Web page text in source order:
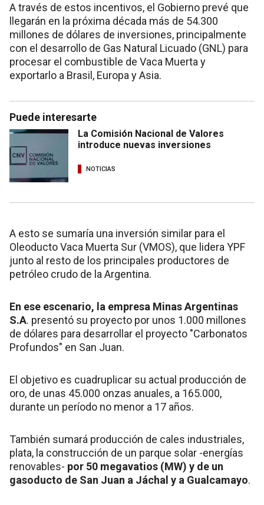
A través de estos incentivos, el Gobierno prevé que
llegarán en la próxima década más de 54.300
millones de dólares de inversiones, principalmente
con el desarrollo de Gas Natural Licuado (GNL) para
procesar el combustible de Vaca Muerta y
exportarlo a Brasil, Europa y Asia.
Puede interesarte
La Comisión Nacional de Valores
introduce nuevas inversiones
NOTICIAS
A esto se sumaría una inversión similar para el
Oleoducto Vaca Muerta Sur (VMOS), que lidera YPF
junto al resto de los principales productores de
petróleo crudo de la Argentina.
En ese escenario, la empresa Minas Argentinas
S.A. presentó su proyecto por unos 1.000 millones
de dólares para desarrollar el proyecto "Carbonatos
Profundos" en San Juan.
El objetivo es cuadruplicar su actual producción de
oro, de unas 45.000 onzas anuales, a 165.000,
durante un período no menor a 17 años.
También sumará producción de cales industriales,
plata, la construcción de un parque solar -energías
renovables- por 50 megavatios (MW) y de un
gasoducto de San Juan a Jáchal y a Gualcamayo.